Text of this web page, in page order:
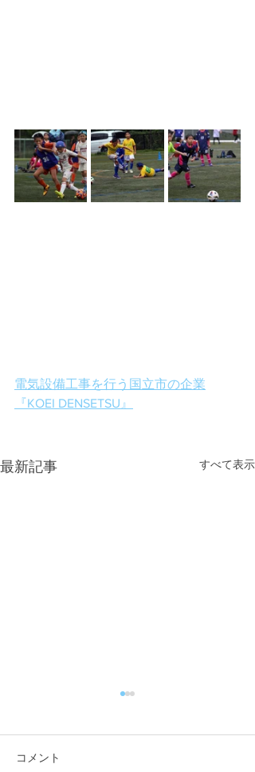
電気設備工事を行う国立市の企業
『KOEI DENSETSU』
最新記事 すべて表示
コメント